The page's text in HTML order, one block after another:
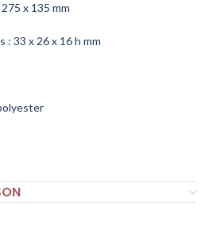
x 135 mm
: 33 x 26 x 16 h mm